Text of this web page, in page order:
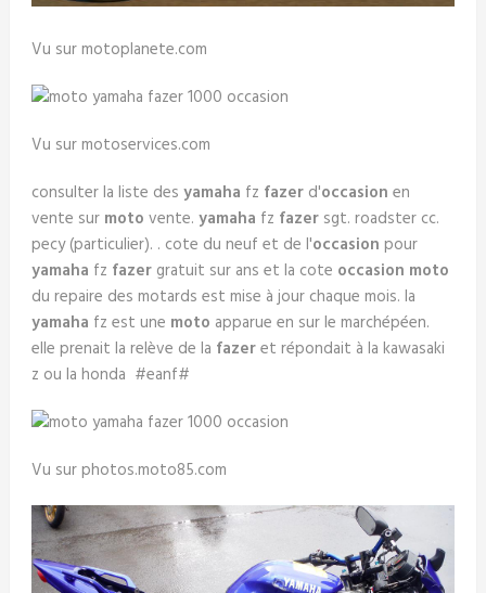
Vu sur motoplanete.com
Vu sur motoservices.com
consulter la liste des yamaha fz fazerd'occasion en
vente sur moto vente. yamaha fz fazersgt. roadster cc.
pecy (particulier). . cote du neuf et de l'occasion pour
yamaha fz fazergratuit sur ans et la cote occasion moto
du repaire des motards est mise à jour chaque mois. la
yamaha fz est une moto apparue en sur le marchépéen.
elle prenait la relève de la fazeret répondait à la kawasaki
z ou la honda #eanf#
Vu sur photos.moto85.com